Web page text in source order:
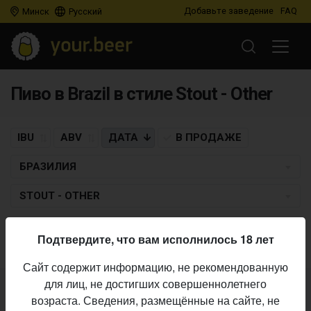
Минск Русский Добавьте заведение FAQ
Пиво в Brazil в стиле Stout - Other
IBU ABV ДАТА В ПРОДАЖЕ
БРАЗИЛИЯ
STOUT - OTHER
Не нашли ваш бар или магазин в каталоге?
Подтвердите, что вам исполнилось 18 лет
Сайт содержит информацию, не рекомендованную
для лиц, не достигших совершеннолетнего
возраста. Сведения, размещённые на сайте, не